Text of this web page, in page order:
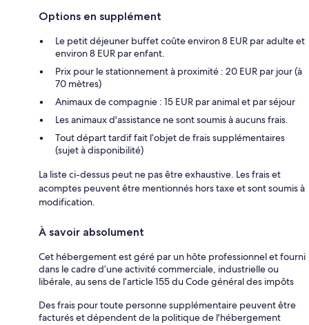
Options en supplément
Le petit déjeuner buffet coûte environ 8 EUR par adulte et
environ 8 EUR par enfant.
Prix pour le stationnement à proximité : 20 EUR par jour (à
70 mètres)
Animaux de compagnie : 15 EUR par animal et par séjour
Les animaux d'assistance ne sont soumis à aucuns frais.
Tout départ tardif fait l’objet de frais supplémentaires
(sujet à disponibilité)
La liste ci-dessus peut ne pas être exhaustive. Les frais et
acomptes peuvent être mentionnés hors taxe et sont soumis à
modification.
À savoir absolument
Cet hébergement est géré par un hôte professionnel et fourni
dans le cadre d’une activité commerciale, industrielle ou
libérale, au sens de l’article 155 du Code général des impôts
Des frais pour toute personne supplémentaire peuvent être
facturés et dépendent de la politique de l'hébergement